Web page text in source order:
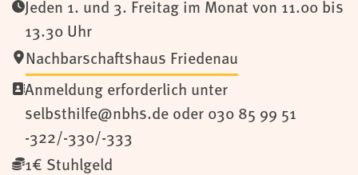
Jeden 1. und 3. Freitag im Monat von 11.00 bis
13.30 Uhr
Nachbarschaftshaus Friedenau
Anmeldung erforderlich unter
selbsthilfe@nbhs.de oder 030 85 99 51
-322/-330/-333
1€ Stuhlgeld